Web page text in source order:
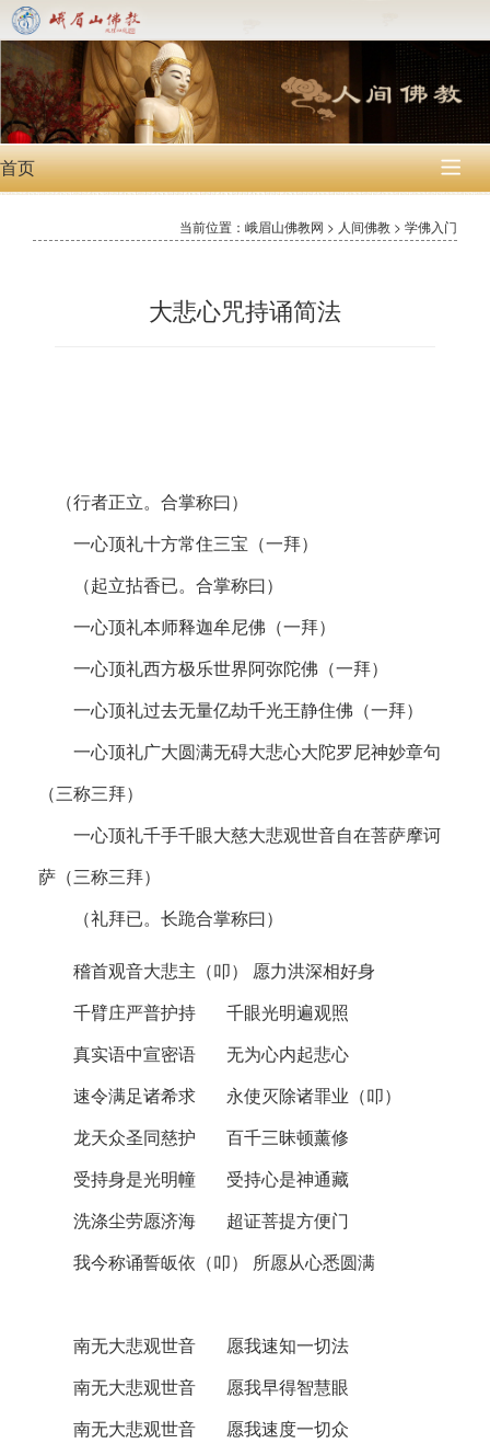
首页 
当前位置：峨眉山佛教网 > 人间佛教 > 学佛入门
大悲心咒持诵简法
（行者正立。合掌称曰）
一心顶礼十方常住三宝（一拜）
（起立拈香已。合掌称曰）
一心顶礼本师释迦牟尼佛（一拜）
一心顶礼西方极乐世界阿弥陀佛（一拜）
一心顶礼过去无量亿劫千光王静住佛（一拜）
一心顶礼广大圆满无碍大悲心大陀罗尼神妙章句
（三称三拜）
一心顶礼千手千眼大慈大悲观世音自在菩萨摩诃
萨（三称三拜）
（礼拜已。长跪合掌称曰）
稽首观音大悲主（叩） 愿力洪深相好身
千臂庄严普护持 千眼光明遍观照
真实语中宣密语 无为心内起悲心
速令满足诸希求 永使灭除诸罪业（叩）
龙天众圣同慈护 百千三昧顿薰修
受持身是光明幢 受持心是神通藏
洗涤尘劳愿济海 超证菩提方便门
我今称诵誓皈依（叩） 所愿从心悉圆满
南无大悲观世音 愿我速知一切法
南无大悲观世音 愿我早得智慧眼
南无大悲观世音 愿我速度一切众